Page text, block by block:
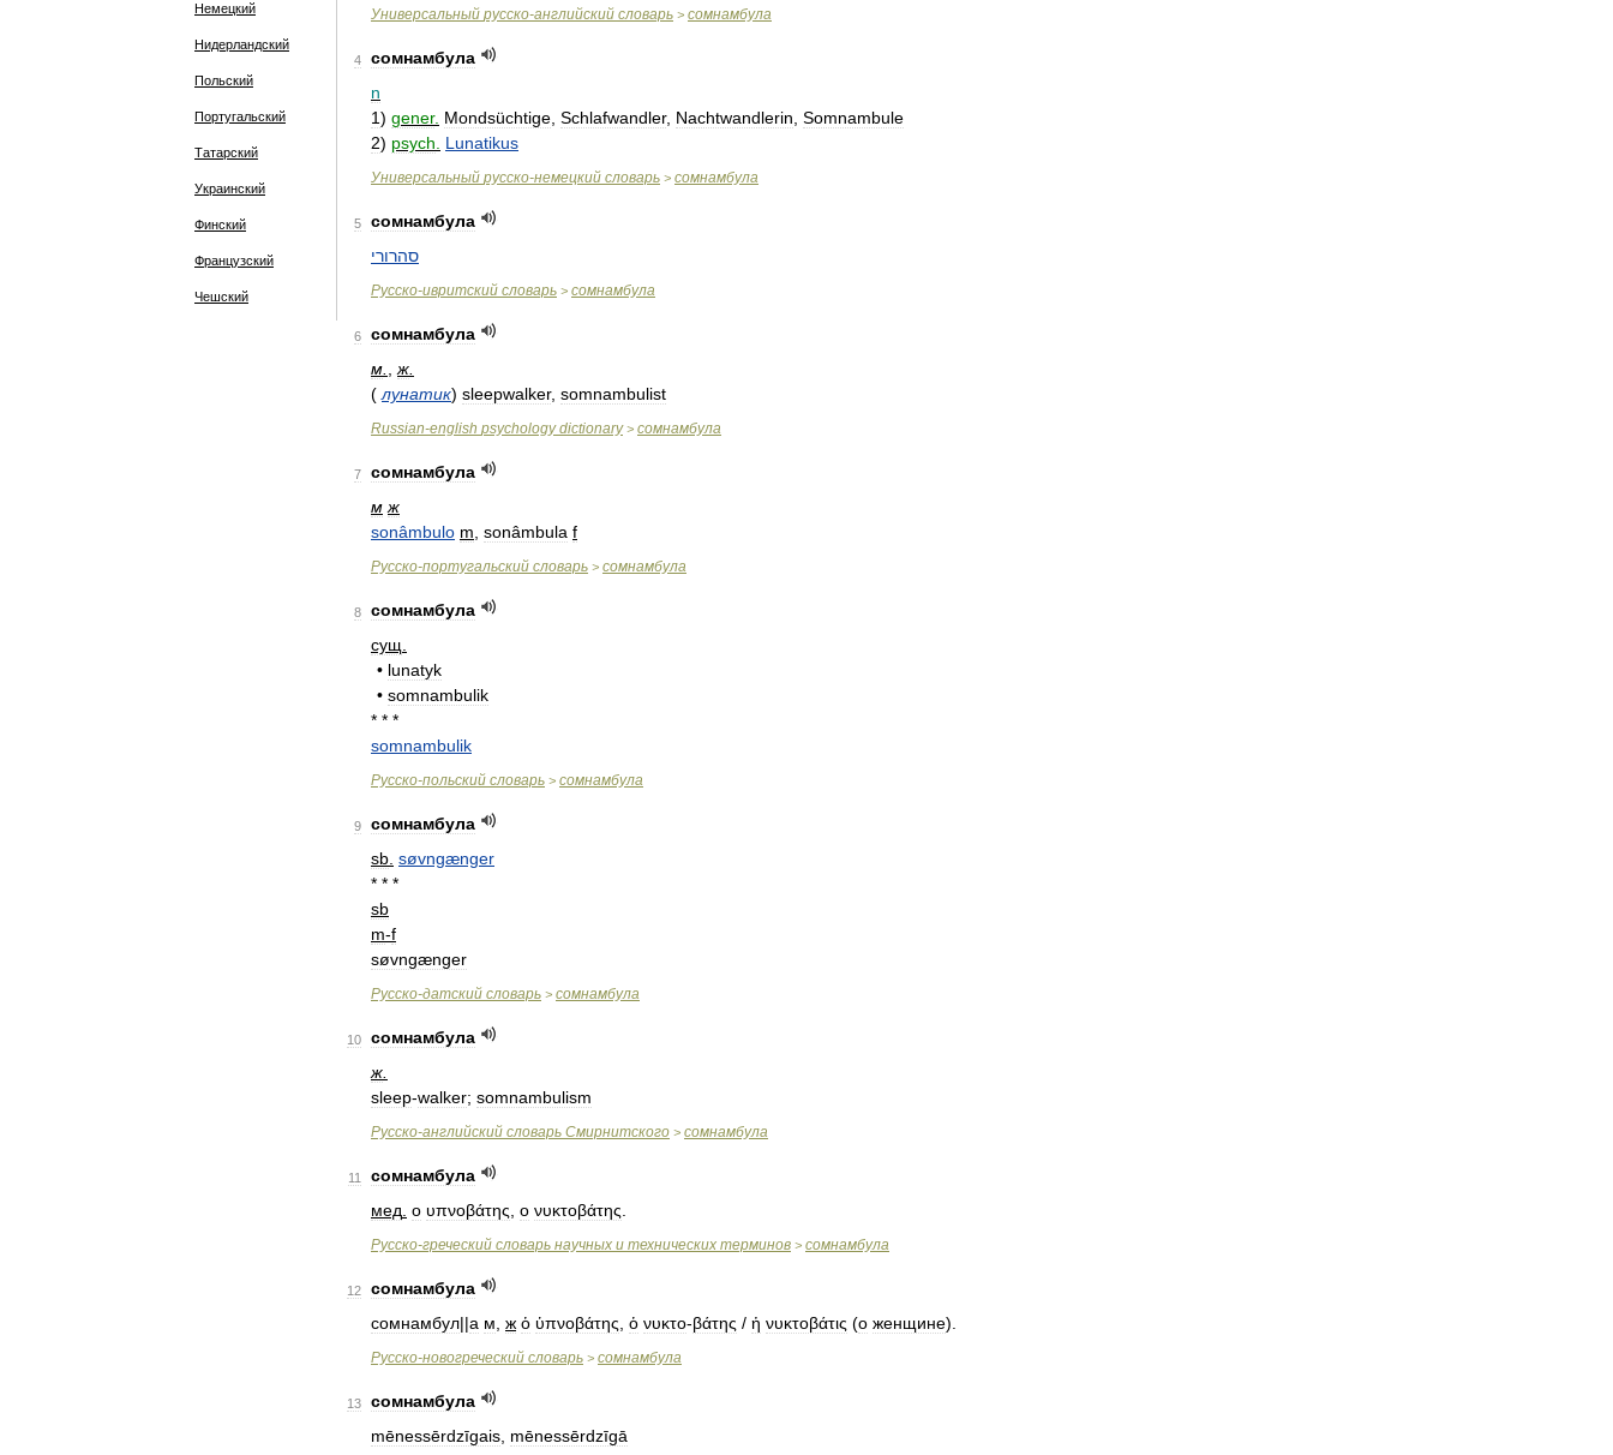
Немецкий
Нидерландский
Польский
Португальский
Татарский
Украинский
Финский
Французский
Чешский
Универсальный русско-английский словарь > сомнамбула
4
сомнамбула
n
1) gener. Mondsüchtige Schlafwandler, Nachtwandlerin Somnambule
2) psych Lunatikus
Универсальный русско-немецкий словарь > сомнамбула
5
сомнамбула
סהרורי
Русско-ивритский словарь > сомнамбула
6
сомнамбула
м
ж
( лунатик) sleepwalker, somnambulist
Russian-english psychology dictionary> сомнамбула
7
сомнамбула
м ж
sonâmbulo m sonâmbula f
Русско-португальский словарь > сомнамбула
8
сомнамбула
сущ
• lunatyk
• somnambulik
* * *
somnambulik
Русско-польский словарь > сомнамбула
9
сомнамбула
sb søvngænger
* * *
sb
m-f
søvngænger
Русско-датский словарь > сомнамбула
10
сомнамбула
ж
sleep-walker; somnambulism
Русско-английский словарь Смирнитского > сомнамбула
11
сомнамбула
мед о υπνοβάτης о νυκτοβάτης
Русско-греческий словарь научных и технических терминов > сомнамбула
12
сомнамбула
сомнамбул||а м ж ὁ ὑπνοβάτης ὁ νυκτο-βάτης / ἡ νυκτοβάτις (о женщине).
Русско-новогреческий словарь > сомнамбула
13
сомнамбула
mēnessērdzīgais mēnessērdzīgā